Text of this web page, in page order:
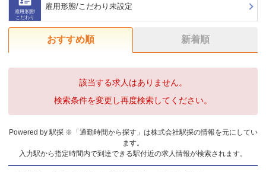
雇用形態/
こだわり
雇用形態/こだわり未設定
おすすめ順 新着順
該当する求人はありません。
検索条件を変更し再度検索してください。
Powered by 駅探 ※「通勤時間から探す」は株式会社駅探の情報を元にしてい
ます。
入力駅から指定時間内で到達できる駅付近の求人情報が検索されます。